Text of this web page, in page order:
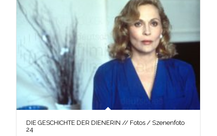
DIE GESCHICHTE DER DIENERIN // Fotos / Szenenfoto
24